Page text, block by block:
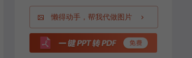
懒得动手，帮我代做图片